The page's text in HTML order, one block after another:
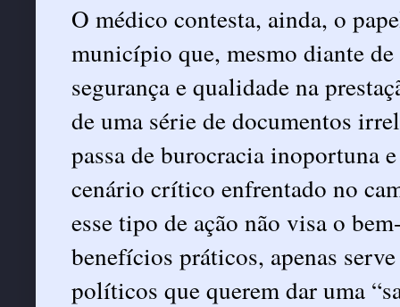
O médico contesta, ainda, o
município que, mesmo diante
segurança e qualidade na
de uma série de documentos
passa de burocracia inoportuna
cenário crítico enfrentado no
esse tipo de ação não visa o
benefícios práticos, apenas
políticos que querem dar uma